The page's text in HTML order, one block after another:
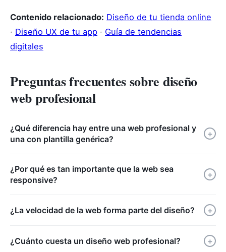
Contenido relacionado: Diseño de tu tienda online
· Diseño UX de tu app · Guía de tendencias
digitales
Preguntas frecuentes sobre diseño
web profesional
¿Qué diferencia hay entre una web profesional y
una con plantilla genérica?
+
¿Por qué es tan importante que la web sea
responsive?
+
¿La velocidad de la web forma parte del diseño? +
¿Cuánto cuesta un diseño web profesional? +